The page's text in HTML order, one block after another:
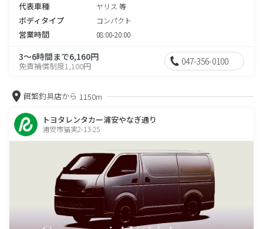
代表車種 ヤリス 等
ボディタイプ コンパクト
営業時間 08:00-20:00
3～6時間まで6,160円
免責補償制度1,100円 047-356-0100
餌繁釣具店から 1150m
トヨタレンタカー浦安やなぎ通り
浦安市猫実2-13-25